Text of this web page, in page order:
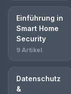
Einführung in
Smart Home
Security
9 Artikel
Datenschutz
&